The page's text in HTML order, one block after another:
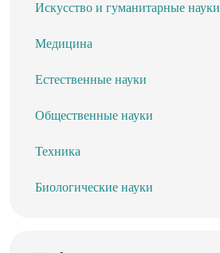
Искусство и гуманитарные науки
Медицина
Естественные науки
Общественные науки
Техника
Биологические науки